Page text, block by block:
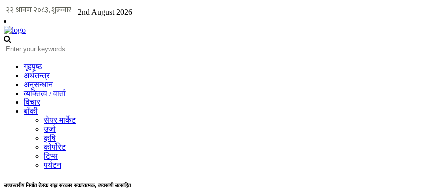
2nd August 2026
गृहपृष्ठ
अर्थतन्त्र
अनुसन्धान
व्यक्तित्व / वार्ता
विचार
बाँकी
सेयर मार्केट
उर्जा
कृषि
कोर्पोरेट
टिप्स
पर्यटन
उच्चस्तरीय निर्यात डेस्क राख्न सरकार सकारात्मक, व्यवसायी उत्साहित